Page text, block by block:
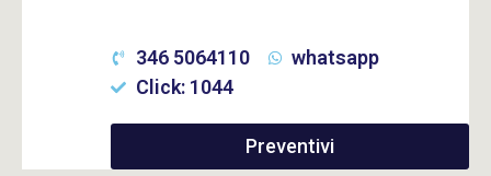
346 5064110
whatsapp
Click: 1044
Preventivi